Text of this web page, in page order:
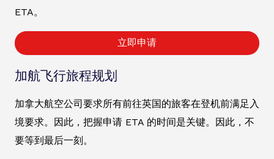
ETA。
立即申请
加航飞行旅程规划
加拿大航空公司要求所有前往英国的旅客在登机前满足入
境要求。因此，把握申请 ETA 的时间是关键。因此，不
要等到最后一刻。